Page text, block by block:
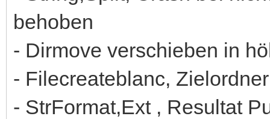
behoben
- Dirmove verschieben in
- Filecreateblanc,
- StrFormat,Ext , Resultat